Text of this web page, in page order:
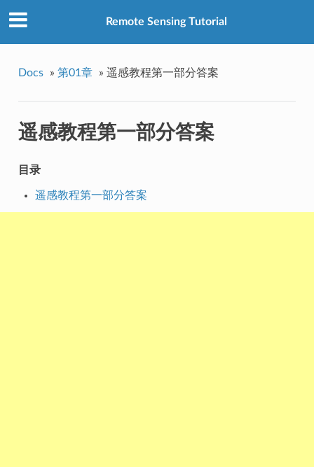
Remote Sensing Tutorial
Docs » 第01章 » 遥感教程第一部分答案
遥感教程第一部分答案
目录
遥感教程第一部分答案